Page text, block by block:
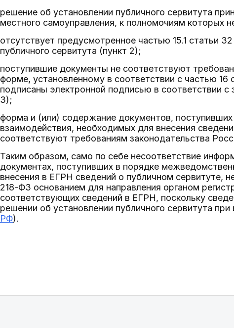
решение об установлении публичного сервитута
местного самоуправления, к полномочиям которых
отсутствует предусмотренное частью 15.1 статьи
публичного сервитута (пункт 2);
поступившие документы не соответствуют
форме, установленному в соответствии с частью
подписаны электронной подписью в соответствии
3);
форма и (или) содержание документов,
взаимодействия, необходимых для внесения
соответствуют требованиям законодательства
Таким образом, само по себе несоответствие
документах, поступивших в порядке
внесения в ЕГРН сведений о публичном сервитуте,
218-ФЗ основанием для направления органом
соответствующих сведений в ЕГРН, поскольку
решении об установлении публичного сервитута
РФ).